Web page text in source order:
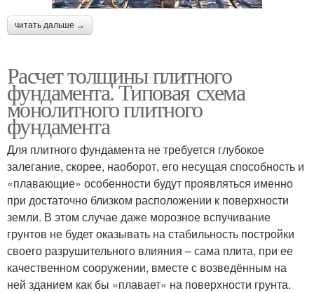
читать дальше →
Расчет толщины плитного
фундамента. Типовая схема
монолитного плитного
фундамента
Для плитного фундамента не требуется глубокое
залегание, скорее, наоборот, его несущая способность и
«плавающие» особенности будут проявляться именно
при достаточно близком расположении к поверхности
земли. В этом случае даже морозное вспучивание
грунтов не будет оказывать на стабильность постройки
своего разрушительного влияния – сама плита, при ее
качественном сооружении, вместе с возведённым на
ней зданием как бы «плавает» на поверхности грунта.